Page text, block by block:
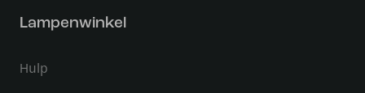
Lampenwinkel
Hulp